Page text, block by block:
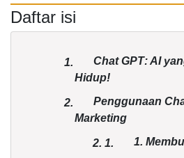
Daftar isi
1. Chat GPT: AI
Hidup!
2. Penggunaan
Marketing
2. 1. 1.